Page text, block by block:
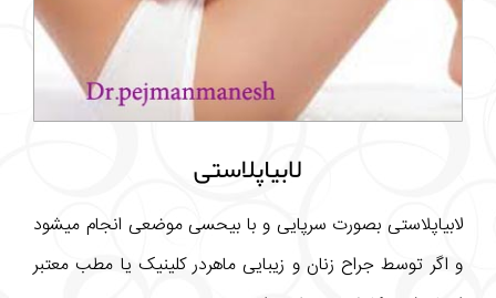
لابیاپلاستی
لابیاپلاستی بصورت سرپایی و با بیحسی موضعی انجام میشود
و اگر توسط جراح زنان و زیبایی ماهردر کلینیک یا مطب معتبر